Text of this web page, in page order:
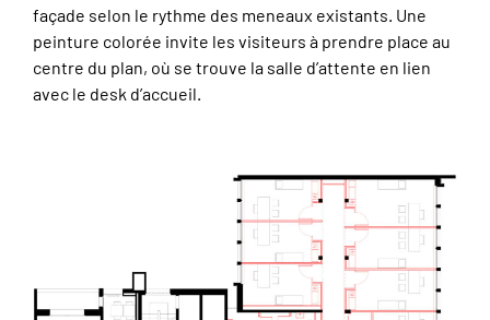
façade selon le rythme des meneaux existants. Une
peinture colorée invite les visiteurs à prendre place au
centre du plan, où se trouve la salle d’attente en lien
avec le desk d’accueil.